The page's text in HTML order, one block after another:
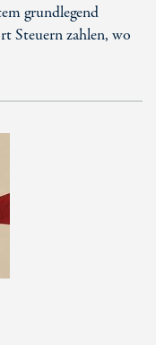
grundlegend
Steuern zahlen, wo